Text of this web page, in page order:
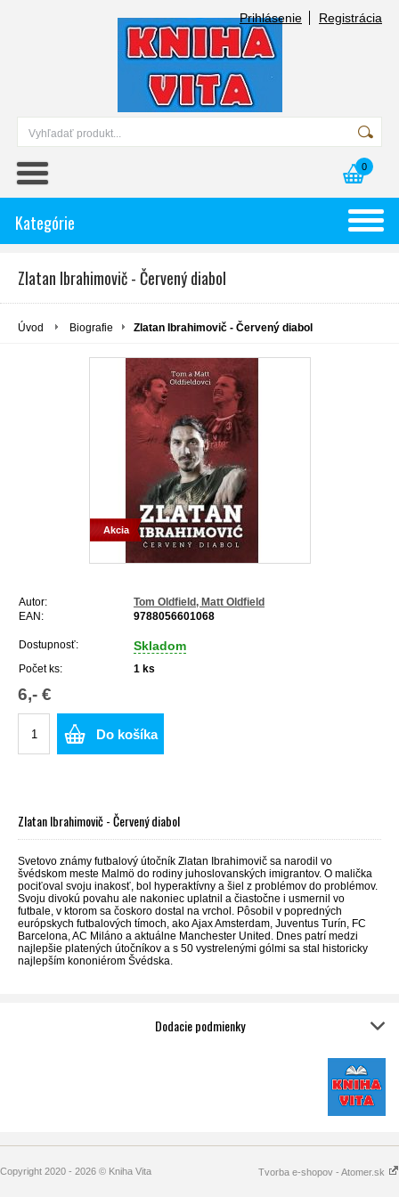
Prihlásenie Registrácia
0
Kategórie
Zlatan Ibrahimovič - Červený diabol
Úvod Biografie Zlatan Ibrahimovič - Červený diabol
Akcia
Autor:
Tom Oldfield, Matt Oldfield
EAN:
9788056601068
Dostupnosť: Skladom
Počet ks: 1 ks
6,- €
Do košíka
Zlatan Ibrahimovič - Červený diabol
Svetovo známy futbalový útočník Zlatan Ibrahimovič sa narodil vo
švédskom meste Malmö do rodiny juhoslovanských imigrantov. O malička
pociťoval svoju inakosť, bol hyperaktívny a šiel z problémov do problémov.
Svoju divokú povahu ale nakoniec uplatnil a čiastočne i usmernil vo
futbale, v ktorom sa čoskoro dostal na vrchol. Pôsobil v popredných
európskych futbalových tímoch, ako Ajax Amsterdam, Juventus Turín, FC
Barcelona, AC Miláno a aktuálne Manchester United. Dnes patrí medzi
najlepšie platených útočníkov a s 50 vystrelenými gólmi sa stal historicky
najlepším kononiérom Švédska.
Dodacie podmienky
Copyright 2020 - 2026 © Kniha Vita Tvorba e-shopov - Atomer.sk